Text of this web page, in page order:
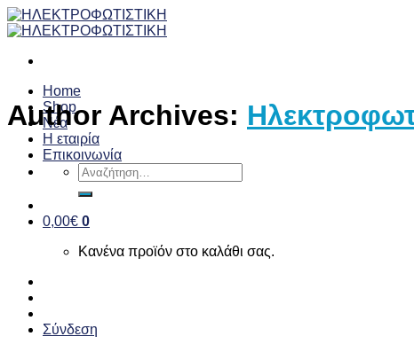
Skip
to
Home
Shop
Νέα
Η εταιρία
Επικοινωνία
Αναζήτηση
για:
0,00€ 0
Κανένα προϊόν στο καλάθι σας.
Σύνδεση
Author Archives: